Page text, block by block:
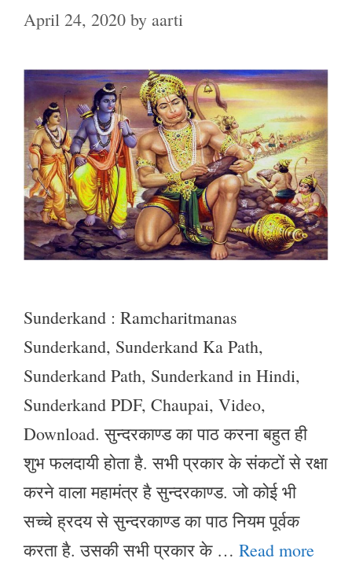
April 24, 2020 by aarti
Sunderkand : Ramcharitmanas
Sunderkand, Sunderkand Ka Path,
Sunderkand Path, Sunderkand in Hindi,
Sunderkand PDF, Chaupai, Video,
Download. सुन्दरकाण्ड का पाठ करना बहुत ही
शुभ फलदायी होता है. सभी प्रकार के संकटों से रक्षा
करने वाला महामंत्र है सुन्दरकाण्ड. जो कोई भी
सच्चे ह्रदय से सुन्दरकाण्ड का पाठ नियम पूर्वक
करता है. उसकी सभी प्रकार के … Read more